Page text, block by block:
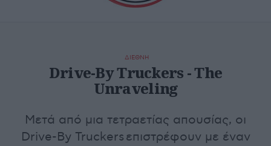
ΔΙΕΘΝΗ
Drive-By Truckers - The
Unraveling
Μετά από μια τετραετίας απουσίας, οι
Drive-By Truckers επιστρέφουν με έναν